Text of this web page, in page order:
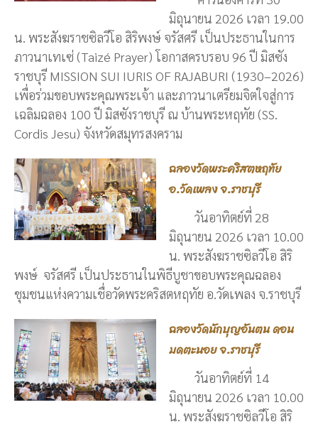
มิถุนายน 2026 เวลา 19.00
น. พระสังฆราชซิลวีโอ สิริพงษ์ จรัสศรี เป็นประธานในการ
ภาวนาเทเซ่ (Taizé Prayer) โอกาสครบรอบ 96 ปี มิสซัง
ราชบุรี MISSION SUI IURIS OF RAJABURI (1930–2026)
เพื่อร่วมขอบพระคุณพระเจ้า และภาวนาเตรียมจิตใจสู่การ
เฉลิมฉลอง 100 ปี มิสซังราชบุรี ณ บ้านพระหฤทัย (SS.
Cordis Jesu) จังหวัดสมุทรสงคราม
ฉลองวัดพระคริสตหฤทัย
อ.วัดเพลง จ.ราชบุรี
วันอาทิตย์ที่ 28
มิถุนายน 2026 เวลา 10.00
น. พระสังฆราชซิลวีโอ สิริ
พงษ์ จรัสศรี เป็นประธานในพิธีบูชาขอบพระคุณฉลอง
ชุมชนแห่งความเชื่อวัดพระคริสตหฤทัย อ.วัดเพลง จ.ราชบุรี
ฉลองวัดนักบุญอันตน ดอน
มดตะนอย จ.ราชบุรี
วันอาทิตย์ที่ 14
มิถุนายน 2026 เวลา 10.00
น. พระสังฆราชซิลวีโอ สิริ